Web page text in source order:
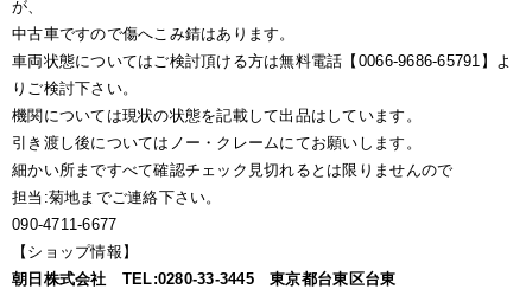
が、
中古車ですので傷へこみ錆はあります。
車両状態についてはご検討頂ける方は無料電話【0066-9686-65791】よ
りご検討下さい。
機関については現状の状態を記載して出品はしています。
引き渡し後についてはノー・クレームにてお願いします。
細かい所まですべて確認チェック見切れるとは限りませんので
担当:菊地までご連絡下さい。
090-4711-6677
【ショップ情報】
朝日株式会社 TEL:0280-33-3445 東京都台東区台東